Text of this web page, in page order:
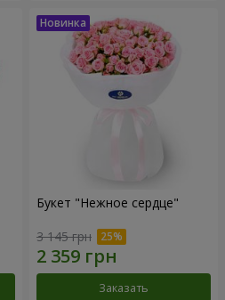
Букет "Нежное сердце"
3 145 грн
Заказать